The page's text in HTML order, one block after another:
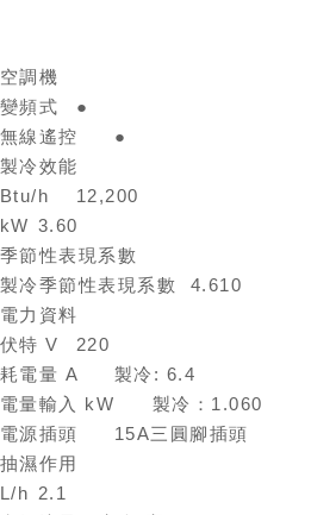
空調機
變頻式
●
無線遙控
●
製冷效能
Btu/h
12,200
kW 3.60
季節性表現系數
製冷季節性表現系數
4.610
電力資料
伏特 V
220
耗電量 A
製冷: 6.4
電量輸入 kW
製冷：1.060
電源插頭
15A三圓腳插頭
抽濕作用
L/h
2.1